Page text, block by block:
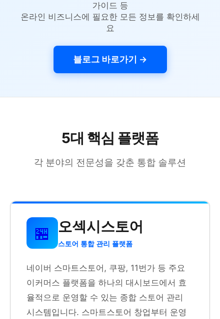
가이드 등
온라인 비즈니스에 필요한 모든 정보를 확인하세
요
블로그 바로가기 →
5대 핵심 플랫폼
각 분야의 전문성을 갖춘 통합 솔루션
🏪 오섹시스토어
스토어 통합 관리 플랫폼
네이버 스마트스토어, 쿠팡, 11번가 등 주요
이커머스 플랫폼을 하나의 대시보드에서 효
율적으로 운영할 수 있는 종합 스토어 관리
시스템입니다. 스마트스토어 창업부터 운영